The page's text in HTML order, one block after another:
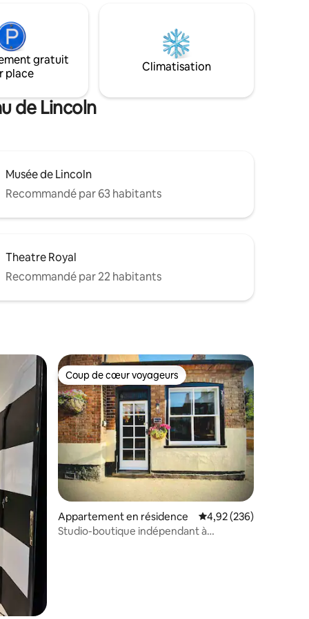
petite
confortable et chaleureux pour vous
détendre et profiter des meilleurs
endroits de Lincoln, le tout à votre porte.
Parking privé gratuit sur place pour un
gratuit
place
Climatisation
de Lincoln
Musée de Lincoln
Recommandé par 63 habitants
Theatre Royal
Recommandé par 22 habitants
: 5 sur 5
appréciés Coup de cœur voyageurs
Coup de cœur voyageurs
Appartement en résidence Évaluation moyenne
4,92 (236)
Studio-boutique indépendant à